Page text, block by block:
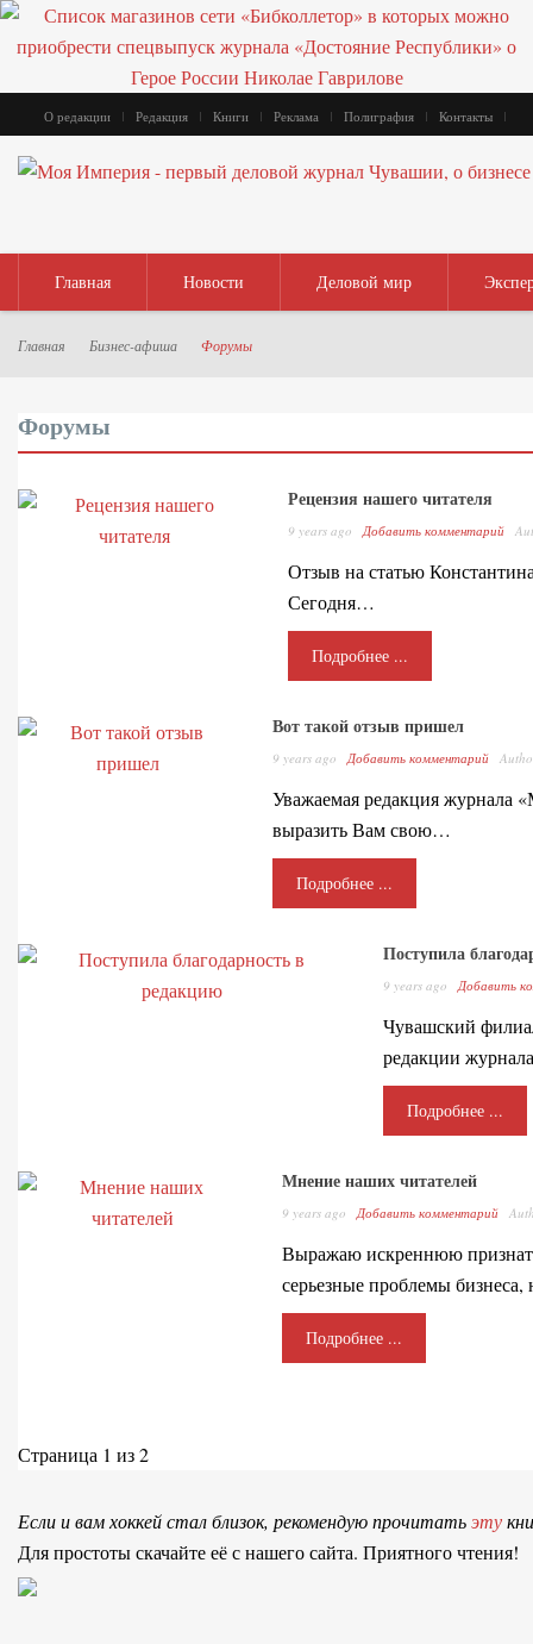
О редакции Редакция Книги Реклама Полиграфия Контакты
Главная Новости Деловой мир
Главная Бизнес-афиша Форумы
Форумы
Рецензия нашего читателя
9 years ago Добавить комментарий
Отзыв на статью
Сегодня…
Подробнее ...
Вот такой отзыв пришел
9 years ago Добавить комментарий
Уважаемая редакция журнала
выразить Вам свою…
Подробнее ...
Поступила
9 years ago Добавить
Чувашский
редакции
Подробнее ...
Мнение наших читателей
9 years ago Добавить комментарий
Выражаю искреннюю
серьезные проблемы
Подробнее ...
Страница 1 из 2
Если и вам хоккей стал близок, рекомендую прочитатьэту
Для простоты скачайте её с нашего сайта. Приятного чтения!